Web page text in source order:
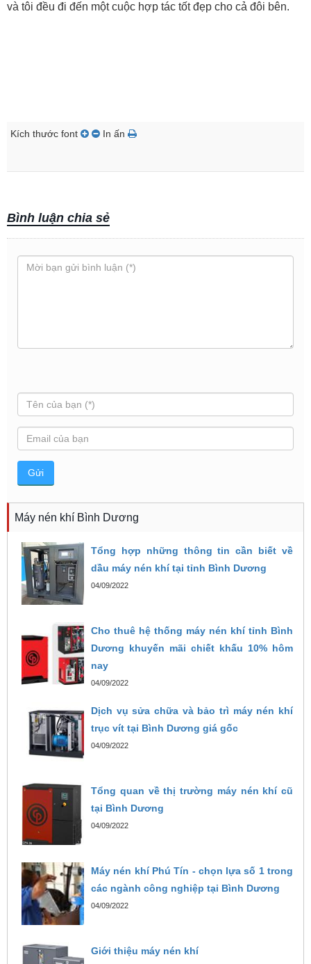
và tôi đều đi đến một cuộc hợp tác tốt đẹp cho cả đôi bên.
Kích thước font In ấn
Bình luận chia sẻ
Máy nén khí Bình Dương
Tổng hợp những thông tin cần biết về
dầu máy nén khí tại tỉnh Bình Dương
04/09/2022
Cho thuê hệ thống máy nén khí tỉnh Bình
Dương khuyến mãi chiết khấu 10% hôm
nay
04/09/2022
Dịch vụ sửa chữa và bảo trì máy nén khí
trục vít tại Bình Dương giá gốc
04/09/2022
Tổng quan về thị trường máy nén khí cũ
tại Bình Dương
04/09/2022
Máy nén khí Phú Tín - chọn lựa số 1 trong
các ngành công nghiệp tại Bình Dương
04/09/2022
Giới thiệu máy nén khí